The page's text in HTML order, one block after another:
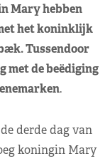
Mary hebben
het koninklijk
Tussendoor
met de beëdiging
.
derde dag van
koningin Mary